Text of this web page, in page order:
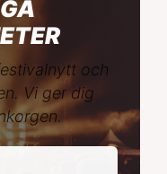
och
Vi ger dig